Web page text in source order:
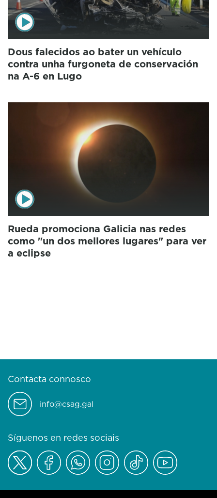
Dous falecidos ao bater un vehículo
contra unha furgoneta de conservación
na A-6 en Lugo
Rueda promociona Galicia nas redes
como "un dos mellores lugares" para ver
a eclipse
Contacta connosco
info@csag.gal
Síguenos en redes sociais